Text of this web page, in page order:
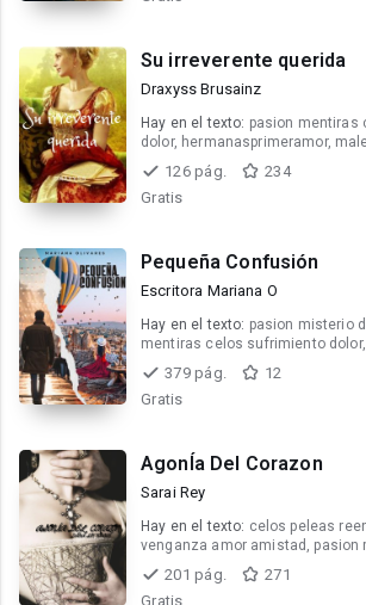
Su irreverente querida
Draxyss Brusainz
Hay en el texto: pasion mentiras
dolor, hermanasprimeramor,
celosintrigas
126 pág.
234
Gratis
Pequeña Confusión
Escritora Mariana O
Hay en el texto: pasion misterio
mentiras celos sufrimiento
pasion lujuria
379 pág.
12
Gratis
AgonÍa Del Corazon
Sarai Rey
Hay en el texto: celos peleas
venganza amor amistad, pasion
sufrimiento dolor
201 pág.
271
Gratis